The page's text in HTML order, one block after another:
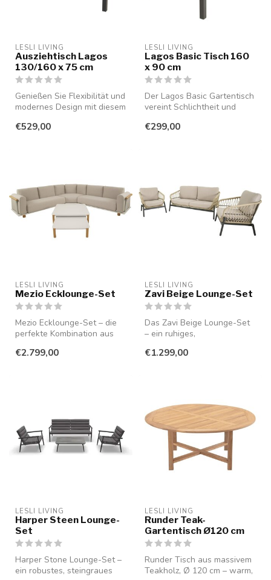
LESLI LIVING
Ausziehtisch Lagos
130/160 x 75 cm
Genießen Sie Flexibilität und
modernes Design mit diesem
€529,00
LESLI LIVING
Lagos Basic Tisch 160
x 90 cm
Der Lagos Basic Gartentisch
vereint Schlichtheit und
€299,00
LESLI LIVING
Mezio Ecklounge-Set
Mezio Ecklounge-Set – die
perfekte Kombination aus
e...
€2.799,00
LESLI LIVING
Zavi Beige Lounge-Set
Das Zavi Beige Lounge-Set
– ein ruhiges,
Ihrem Raum so...
€1.299,00
LESLI LIVING
Harper Steen Lounge-
Set
Harper Stone Lounge-Set –
ein robustes, steingraues
LESLI LIVING
Runder Teak-
Gartentisch Ø120 cm
Runder Tisch aus massivem
Teakholz, Ø 120 cm – warm,